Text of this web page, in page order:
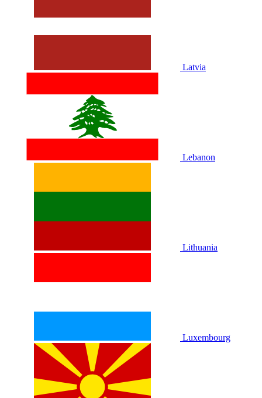
Latvia
Lebanon
Lithuania
Luxembourg